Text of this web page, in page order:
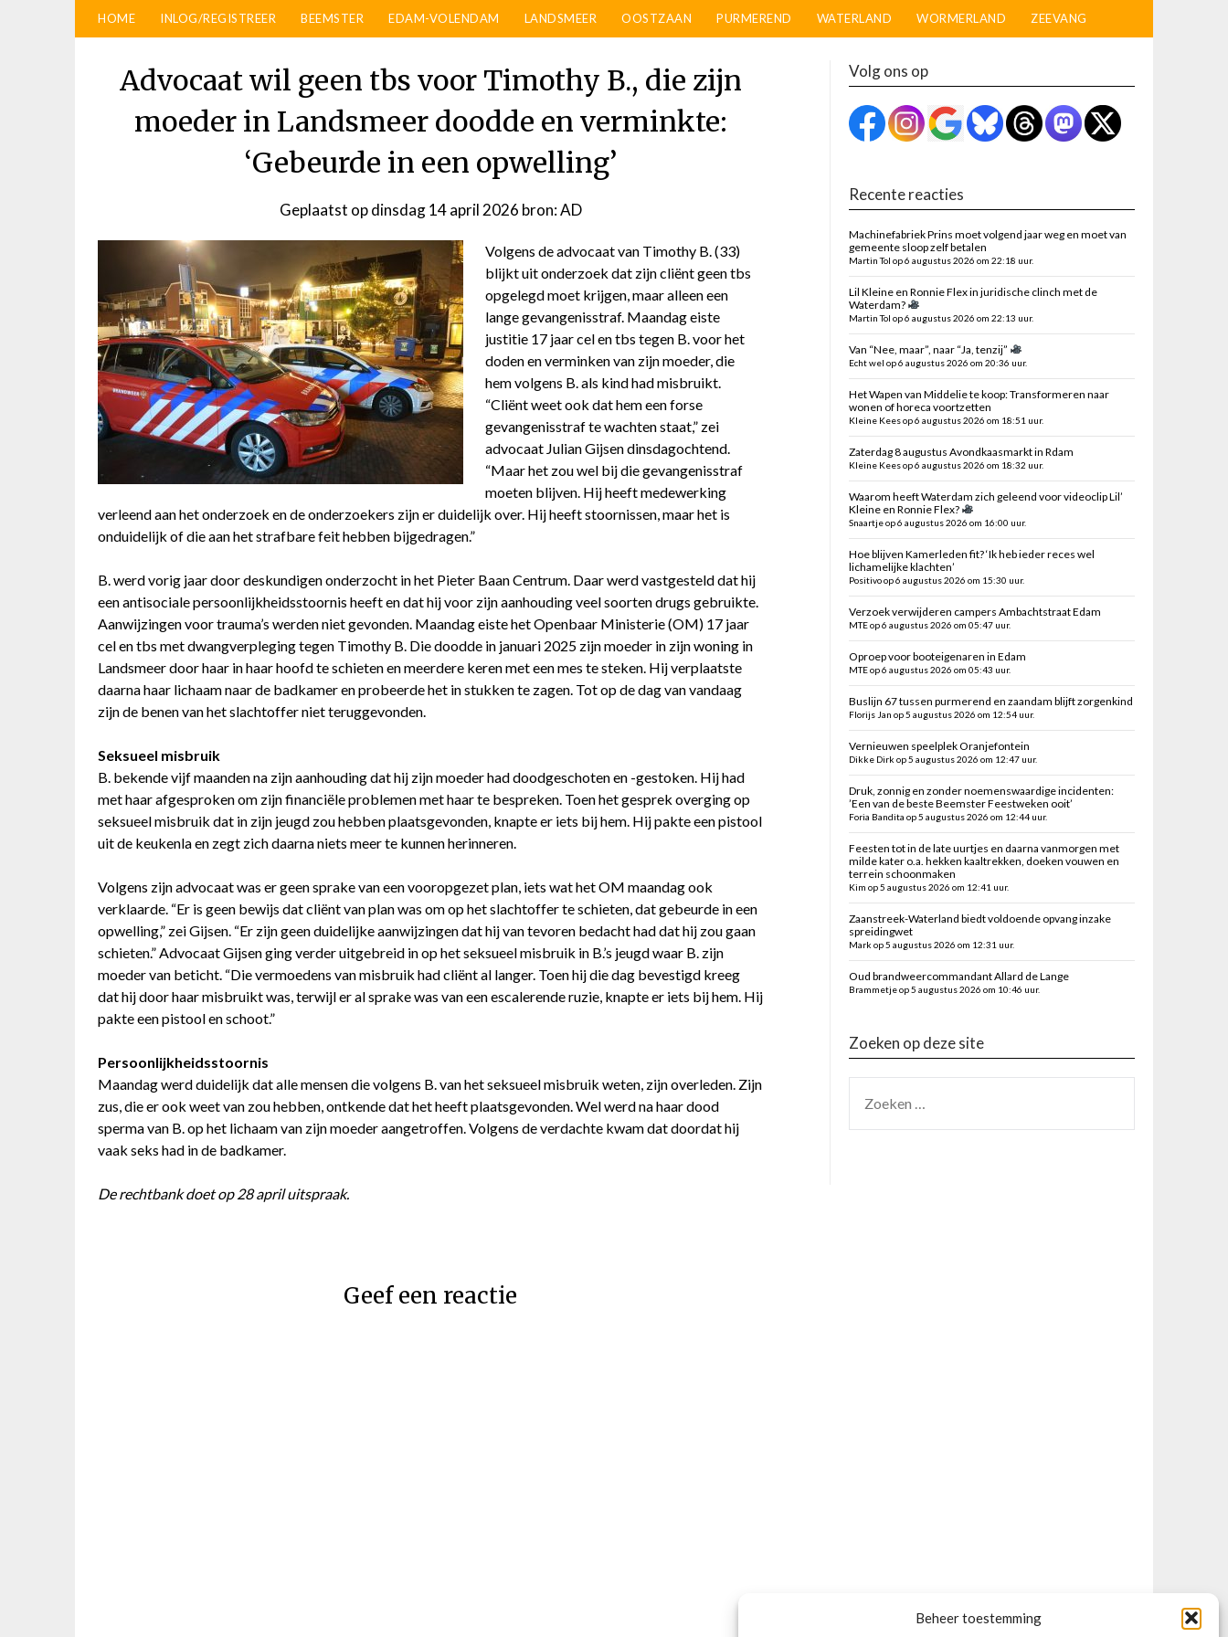
Beheer toestemming
HOME INLOG/REGISTREER BEEMSTER EDAM-VOLENDAM LANDSMEER OOSTZAAN PURMEREND WATERLAND WORMERLAND ZEEVANG
Advocaat wil geen tbs voor Timothy B., die zijn
moeder in Landsmeer doodde en verminkte:
‘Gebeurde in een opwelling’
Geplaatst opdinsdag 14 april 2026 door
bron: AD
Volgens de advocaat van Timothy B. (33)
blijkt uit onderzoek dat zijn cliënt geen tbs
opgelegd moet krijgen, maar alleen een
lange gevangenisstraf. Maandag eiste
justitie 17 jaar cel en tbs tegen B. voor het
doden en verminken van zijn moeder, die
hem volgens B. als kind had misbruikt.
“Cliënt weet ook dat hem een forse
gevangenisstraf te wachten staat,” zei
advocaat Julian Gijsen dinsdagochtend.
“Maar het zou wel bij die gevangenisstraf
moeten blijven. Hij heeft medewerking
verleend aan het onderzoek en de onderzoekers zijn er duidelijk over. Hij heeft stoornissen, maar het is
onduidelijk of die aan het strafbare feit hebben bijgedragen.”
B. werd vorig jaar door deskundigen onderzocht in het Pieter Baan Centrum. Daar werd vastgesteld dat hij
een antisociale persoonlijkheidsstoornis heeft en dat hij voor zijn aanhouding veel soorten drugs gebruikte.
Aanwijzingen voor trauma’s werden niet gevonden. Maandag eiste het Openbaar Ministerie (OM) 17 jaar
cel en tbs met dwangverpleging tegen Timothy B. Die doodde in januari 2025 zijn moeder in zijn woning in
Landsmeer door haar in haar hoofd te schieten en meerdere keren met een mes te steken. Hij verplaatste
daarna haar lichaam naar de badkamer en probeerde het in stukken te zagen. Tot op de dag van vandaag
zijn de benen van het slachtoffer niet teruggevonden.
Seksueel misbruik
B. bekende vijf maanden na zijn aanhouding dat hij zijn moeder had doodgeschoten en -gestoken. Hij had
met haar afgesproken om zijn financiële problemen met haar te bespreken. Toen het gesprek overging op
seksueel misbruik dat in zijn jeugd zou hebben plaatsgevonden, knapte er iets bij hem. Hij pakte een pistool
uit de keukenla en zegt zich daarna niets meer te kunnen herinneren.
Volgens zijn advocaat was er geen sprake van een vooropgezet plan, iets wat het OM maandag ook
verklaarde. “Er is geen bewijs dat cliënt van plan was om op het slachtoffer te schieten, dat gebeurde in een
opwelling,” zei Gijsen. “Er zijn geen duidelijke aanwijzingen dat hij van tevoren bedacht had dat hij zou gaan
schieten.” Advocaat Gijsen ging verder uitgebreid in op het seksueel misbruik in B.’s jeugd waar B. zijn
moeder van beticht. “Die vermoedens van misbruik had cliënt al langer. Toen hij die dag bevestigd kreeg
dat hij door haar misbruikt was, terwijl er al sprake was van een escalerende ruzie, knapte er iets bij hem. Hij
pakte een pistool en schoot.”
Persoonlijkheidsstoornis
Maandag werd duidelijk dat alle mensen die volgens B. van het seksueel misbruik weten, zijn overleden. Zijn
zus, die er ook weet van zou hebben, ontkende dat het heeft plaatsgevonden. Wel werd na haar dood
sperma van B. op het lichaam van zijn moeder aangetroffen. Volgens de verdachte kwam dat doordat hij
vaak seks had in de badkamer.
De rechtbank doet op 28 april uitspraak.
Geef een reactie
Volg ons op
Recente reacties
Machinefabriek Prins moet volgend jaar weg en moet van
gemeente sloop zelf betalen
Martin Tol op 6 augustus 2026 om 22:18 uur.
Lil Kleine en Ronnie Flex in juridische clinch met de
Waterdam?
Martin Tol op 6 augustus 2026 om 22:13 uur.
Van “Nee, maar”, naar “Ja, tenzij”
Echt wel op 6 augustus 2026 om 20:36 uur.
Het Wapen van Middelie te koop: Transformeren naar
wonen of horeca voortzetten
Kleine Kees op 6 augustus 2026 om 18:51 uur.
Zaterdag 8 augustus Avondkaasmarkt in Rdam
Kleine Kees op 6 augustus 2026 om 18:32 uur.
Waarom heeft Waterdam zich geleend voor videoclip Lil’
Kleine en Ronnie Flex?
Snaartje op 6 augustus 2026 om 16:00 uur.
Hoe blijven Kamerleden fit? ‘Ik heb ieder reces wel
lichamelijke klachten’
Positivo op 6 augustus 2026 om 15:30 uur.
Verzoek verwijderen campers Ambachtstraat Edam
MTE op 6 augustus 2026 om 05:47 uur.
Oproep voor booteigenaren in Edam
MTE op 6 augustus 2026 om 05:43 uur.
Buslijn 67 tussen purmerend en zaandam blijft zorgenkind
Florijs Jan op 5 augustus 2026 om 12:54 uur.
Vernieuwen speelplek Oranjefontein
Dikke Dirk op 5 augustus 2026 om 12:47 uur.
Druk, zonnig en zonder noemenswaardige incidenten:
’Een van de beste Beemster Feestweken ooit’
Foria Bandita op 5 augustus 2026 om 12:44 uur.
Feesten tot in de late uurtjes en daarna vanmorgen met
milde kater o.a. hekken kaaltrekken, doeken vouwen en
terrein schoonmaken
Kim op 5 augustus 2026 om 12:41 uur.
Zaanstreek-Waterland biedt voldoende opvang inzake
spreidingwet
Mark op 5 augustus 2026 om 12:31 uur.
Oud brandweercommandant Allard de Lange
Brammetje op 5 augustus 2026 om 10:46 uur.
Zoeken op deze site